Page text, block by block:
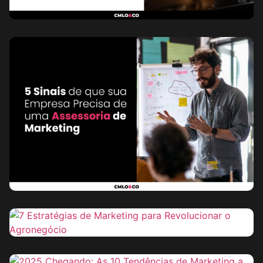
Seguir
leyendo
26 de
diciembre de
2024
Marketing
25 de diciembre